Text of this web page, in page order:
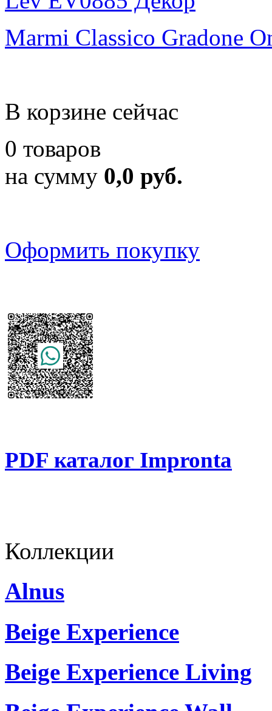
Marmi Classico Gradone
В корзине сейчас
0 товаров
на сумму 0,0 руб.
Оформить покупку
PDF каталог Impronta
Коллекции
Alnus
Beige Experience
Beige Experience Living